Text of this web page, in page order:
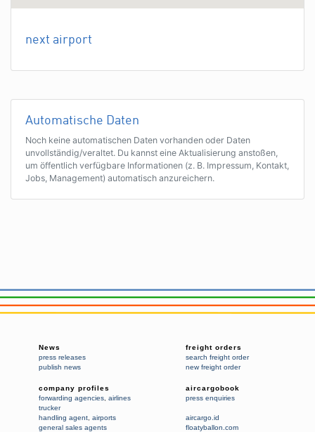
next airport
Automatische Daten
Noch keine automatischen Daten vorhanden oder Daten
unvollständig/veraltet. Du kannst eine Aktualisierung anstoßen,
um öffentlich verfügbare Informationen (z. B. Impressum, Kontakt,
Jobs, Management) automatisch anzureichern.
News
press releases
publish news
freight orders
search freight order
new freight order
company profiles
forwarding agencies airlines
trucker
handling agent airports
general sales agents
aircargobook
press enquiries
aircargo.id
floatyballon.com